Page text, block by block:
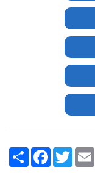
Share Facebook
Twitter